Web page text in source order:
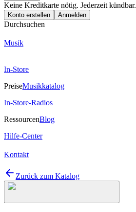
Keine Kreditkarte nötig. Jederzeit kündbar.
Konto erstellen Anmelden
Durchsuchen
Musik
In-Store
PreiseMusikkatalog
In-Store-Radios
RessourcenBlog
Hilfe-Center
Kontakt
Zurück zum Katalog